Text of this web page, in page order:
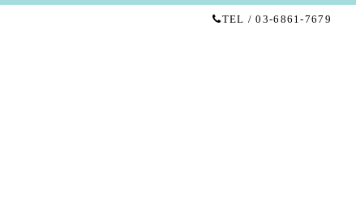
TEL / 03-6861-7679